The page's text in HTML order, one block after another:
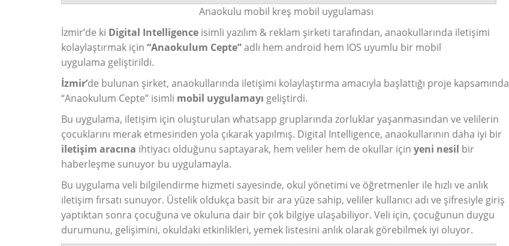
Anaokulu mobil kreş mobil uygulaması
İzmir’de ki Digital Intelligence isimli yazılım & reklam şirketi tarafından, anaokullarında iletişimi
kolaylaştırmak için “Anaokulum Cepte”adlı hem android hem IOS uyumlu bir mobil
uygulama geliştirildi.
İzmir’de bulunan şirket, anaokullarında iletişimi kolaylaştırma amacıyla başlattığı proje kapsamında
“Anaokulum Cepte” isimli mobil uygulamayı geliştirdi.
Bu uygulama, iletişim için oluşturulan whatsapp gruplarında zorluklar yaşanmasından ve velilerin
çocuklarını merak etmesinden yola çıkarak yapılmış. Digital Intelligence, anaokullarının daha iyi bir
iletişim aracına ihtiyacı olduğunu saptayarak, hem veliler hem de okullar için yeni nesil bir
haberleşme sunuyor bu uygulamayla.
Bu uygulama veli bilgilendirme hizmeti sayesinde, okul yönetimi ve öğretmenler ile hızlı ve anlık
iletişim fırsatı sunuyor. Üstelik oldukça basit bir ara yüze sahip, veliler kullanıcı adı ve şifresiyle giriş
yaptıktan sonra çocuğuna ve okuluna dair bir çok bilgiye ulaşabiliyor. Veli için, çocuğunun duygu
durumunu, gelişimini, okuldaki etkinlikleri, yemek listesini anlık olarak görebilmek iyi oluyor.